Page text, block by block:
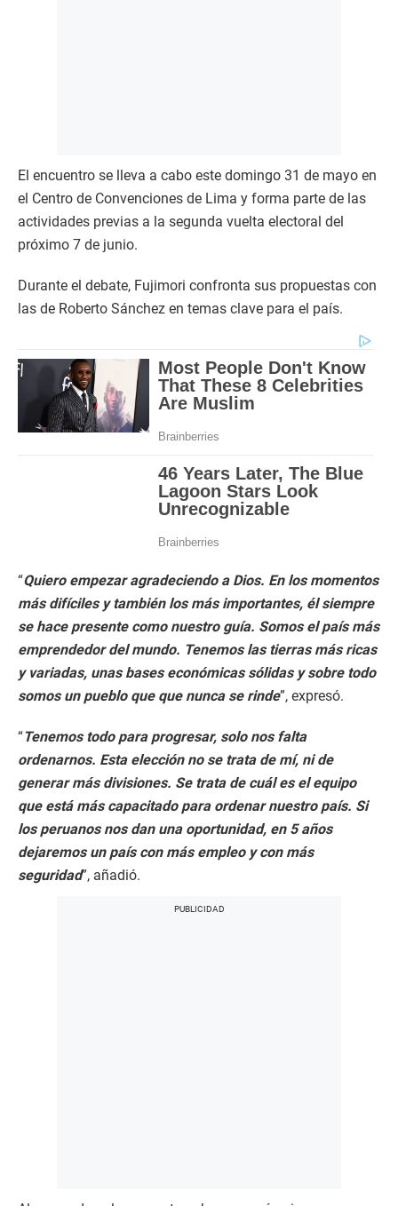
El encuentro se lleva a cabo este domingo 31 de mayo en
el Centro de Convenciones de Lima y forma parte de las
actividades previas a la segunda vuelta electoral del
próximo 7 de junio.
Durante el debate, Fujimori confronta sus propuestas con
las de Roberto Sánchez en temas clave para el país.
“Quiero empezar agradeciendo a Dios. En los momentos
más difíciles y también los más importantes, él siempre
se hace presente como nuestro guía. Somos el país más
emprendedor del mundo. Tenemos las tierras más ricas
y variadas, unas bases económicas sólidas y sobre todo
somos un pueblo que que nunca se rinde”, expresó.
“Tenemos todo para progresar, solo nos falta
ordenarnos. Esta elección no se trata de mí, ni de
generar más divisiones. Se trata de cuál es el equipo
que está más capacitado para ordenar nuestro país. Si
los peruanos nos dan una oportunidad, en 5 años
dejaremos un país con más empleo y con más
seguridad”, añadió.